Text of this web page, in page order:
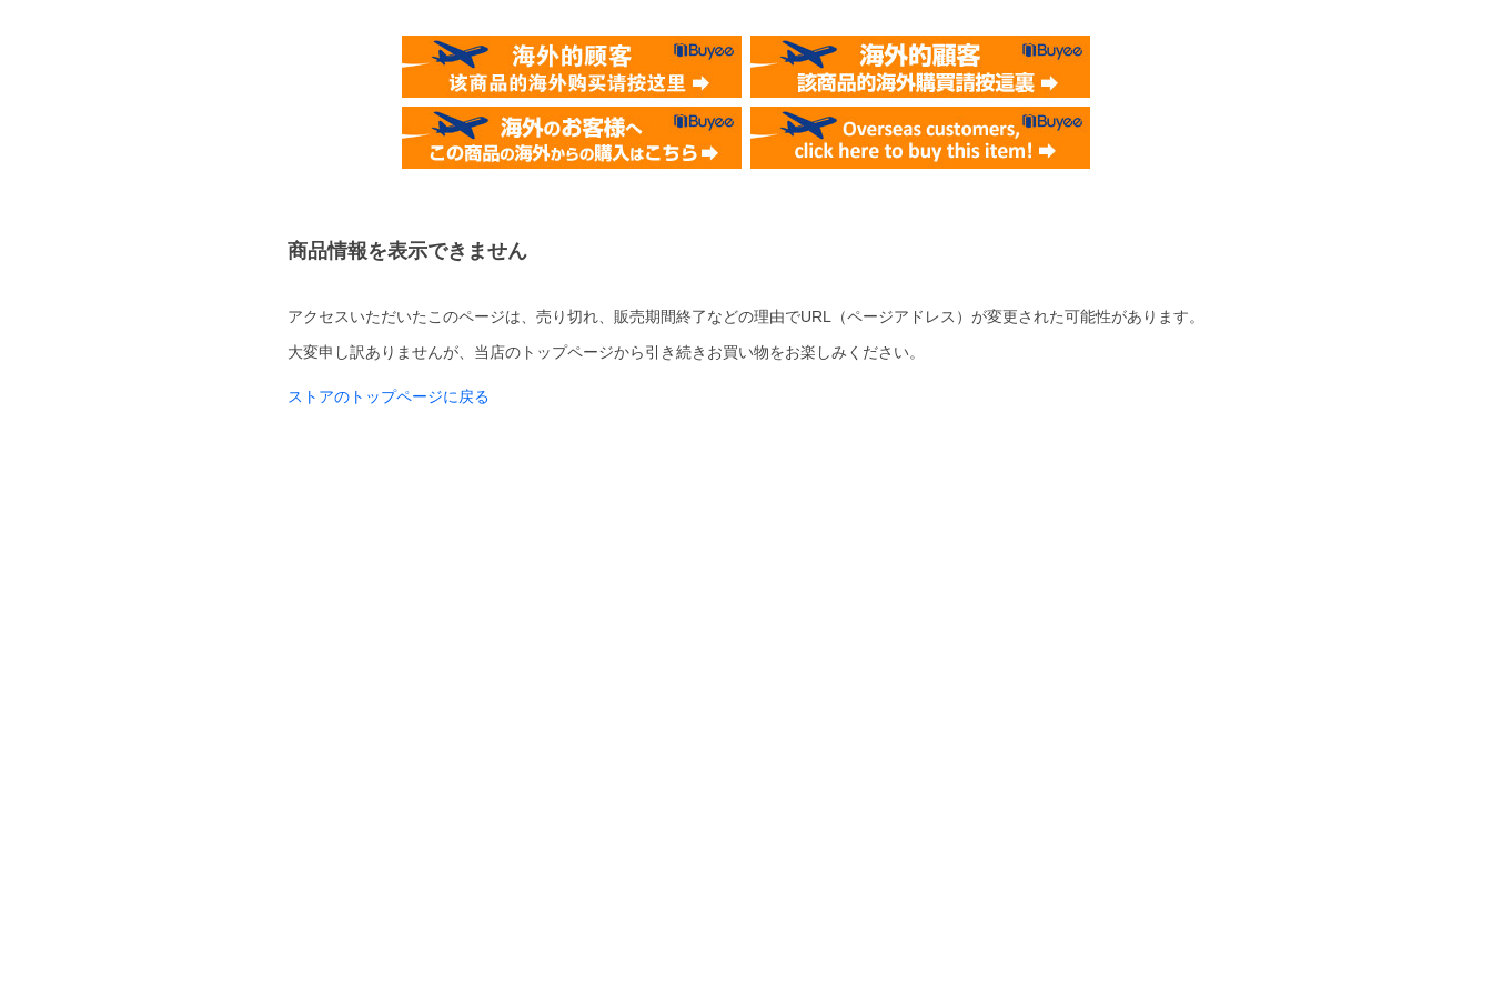
商品情報を表示できません
アクセスいただいたこのページは、売り切れ、販売期間終了などの理由でURL（ページアドレス）が変更された可能性があります。
大変申し訳ありませんが、当店のトップページから引き続きお買い物をお楽しみください。
ストアのトップページに戻る